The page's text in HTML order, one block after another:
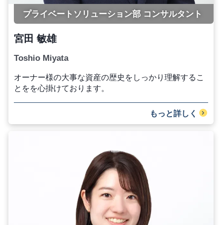
プライベートソリューション部 コンサルタント
宮田 敏雄
Toshio Miyata
オーナー様の大事な資産の歴史をしっかり理解するこ
とをを心掛けております。
もっと詳しく